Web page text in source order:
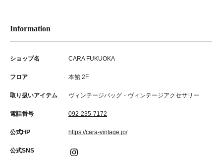
Information
ショップ名 CARA FUKUOKA
フロア 本館 2F
取り扱いアイテム ヴィンテージバッグ・ヴィンテージアクセサリー
電話番号 092-235-7172
公式HP https://cara-vintage.jp/
公式SNS